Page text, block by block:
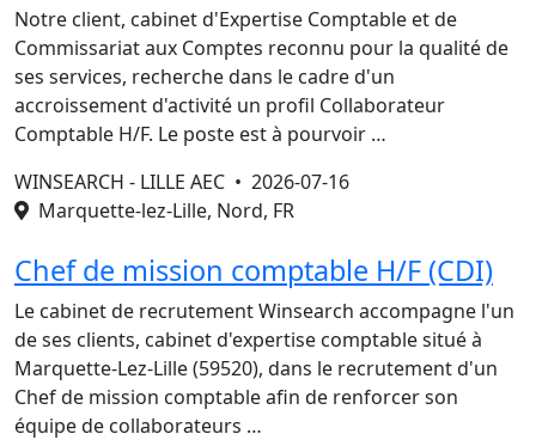
Notre client, cabinet d'Expertise Comptable et de
Commissariat aux Comptes reconnu pour la qualité de
ses services, recherche dans le cadre d'un
accroissement d'activité un profil Collaborateur
Comptable H/F. Le poste est à pourvoir …
WINSEARCH - LILLE AEC • 2026-07-16
Marquette-lez-Lille, Nord, FR
Chef de mission comptable H/F (CDI)
Le cabinet de recrutement Winsearch accompagne l'un
de ses clients, cabinet d'expertise comptable situé à
Marquette-Lez-Lille (59520), dans le recrutement d'un
Chef de mission comptable afin de renforcer son
équipe de collaborateurs …